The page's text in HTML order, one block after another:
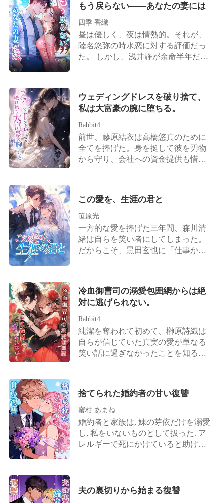
ち：「…………」パパってば、もし
かして目が節穴なの？ だって自分た
ちの顔は、目の前にいる彼とどう見
ても瓜二つなのだから！
く人間に目くじらを立てる必要があ
るのか？」 悪びれない夫の態度と家
族の冷たい視線に心底失望した篠崎
梨夏は、離婚協議書を残し、身一つ
で家を出る。 周囲の誰もが、これは
専業主婦が夫の気を引くための駆け
ップクラスの調香師、バイオリンの
巨匠、ベストセラー作家――それら
は。 滝沢正司はそこで初めて、かつ
て優しく健気だった妻の正体が、世
界を股にかける大物であったことに
気づく。 実の両親は家に戻るよう彼
た。 そして、かつて傲慢に振る舞っ
ていた滝沢正司は、土砂降りの雨の
夜、目を真っ赤にして彼女の服の裾
を掴み、必死に哀願する。「梨夏、
やり直そう……」 篠崎梨夏は伏し目
がちに、口元に冷ややかな笑みを浮
ルを脱ぎ捨て、婚約者の宿敵である
私を奪う勇気、ありますか？」 晃は
美しい瞳で彼女を見つめた。「君が
嫁ぐ覚悟があるなら、俺はもらう覚
悟がある」 しかし、彼女が本当に晃
いて懇願した。「栞……もう一度だ
け、やり直させてくれないか」 晃は
栞の腰を抱き寄せ、冷ややかに彼を
見下ろした。「彼女は俺の妻だ。義
姉さんと呼ぶべきだな!」
もう戻らない――あなたの妻には
四季 香織
昼は優しく、夜は情熱的。それが、
陸名悠弥の時水恋に対する評価だっ
た。 しかし、浅井静が余命半年だと
復縁すればいい」 彼は時水恋がずっ
とその場で待っていると信じていた
が、彼女はもう目が覚めていた。 涙
は枯れ果て、時水恋の心も死んだ。
こうして偽りの離婚は、本当の別れ
となった。 子を堕ろし、人生を再出
が流れた。かつて傲岸不遜を極めた
あの陸名家の御曹司が、血走った目
でマイバッハを飛ばし、狂ったよう
に彼女を追い続けた、と。ただ、憐
れみの一瞥を乞うためだけに……。
ウェディングドレスを破り捨て、
私は大富豪の腕に堕ちる。
Rabbit4
前世、藤原結衣は高橋悠真のために
全てを捧げた。身を挺して彼を刃物
から守り、会社への資金提供も惜し
いたのは初恋の相手である星野美月
であり、結婚式の当日でさえ、彼は
藤原結衣を見捨てて星野美月のもと
へと向かった。 高橋悠真は藤原結衣
に触れようともせず、ただ会社を発
へと回帰した藤原結衣は、自らウェ
ディング写真を叩き割り、彼女に一
真を切り捨てると、彼はまるで犬の
ように藤原結衣に付きまとい、跪い
て許しを乞うようになった。 藤原結
の腕の中へと飛び込んだ。 その男は
下ろして言い放つ。「藤原結衣は
今、俺の妻だ！」
この愛を、生涯の君と
笹原光
一方的な愛を捧げた三年間、森川清
緒は自らを笑い者にしてしまった。
だからこそ、黒田玄也に「仕事か離
ての理性的で、美貌と才気を兼ね備
えた「森川医薬」の継承者に戻るこ
とを。 その後。 元夫である黒田玄也
は、一族郎党を引き連れて復縁を懇
願しに跪くこととなる。 しかし、森
川清緒の背後は規格外だった。実父
長、そして弟は芸能界のドン。 そう
そう……もう一人。「芸能界で真面
目にやらなければ実家の千億の遺産
を継がせる」と脅されており、プラ
イドが高く毒舌だが、誰よりも彼女
には甘い「宿敵」の存在も忘れては
冷血御曹司の溺愛包囲網からは絶
対に逃げられない。
Rabbit4
純潔を奪われて初めて、榊原詩織は
自らが信じていた真実の愛が単なる
笑い話に過ぎなかったことを知る。
織はすぐさま悪魔のような男と婚姻
契約を結び、彼らに代償を支払わせ
ることを決意する。 長谷川彰人は、
残忍で気分屋であると噂される人
物。 誰もが詩織が彼のもとで何日生
りだった。 悔しがる妹が「見知らぬ
男に抱かれた女なんて、彼にとって
捨てられた婚約者の甘い復讐
蜜柑 あまね
婚約者と家族は, 妹の芽依だけを溺愛
し, 私をいないものとして扱った. ア
レルギーで死にかけていると助けを
ギーで場の空気を壊すな」 彼らにと
夫の裏切りから始まる復讐